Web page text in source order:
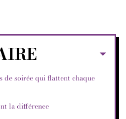
de soirée qui flattent chaque
la différence